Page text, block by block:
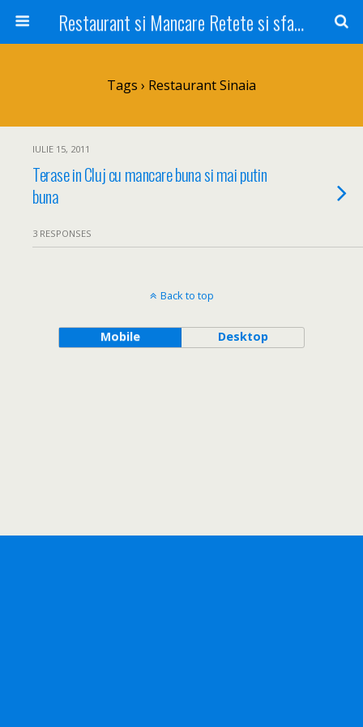
Restaurant si Mancare Retete si sfaturi Picant bun si rapid
Tags › Restaurant Sinaia
IULIE 15, 2011
Terase in Cluj cu mancare buna si mai putin
buna
3 RESPONSES
Back to top
Mobile Desktop